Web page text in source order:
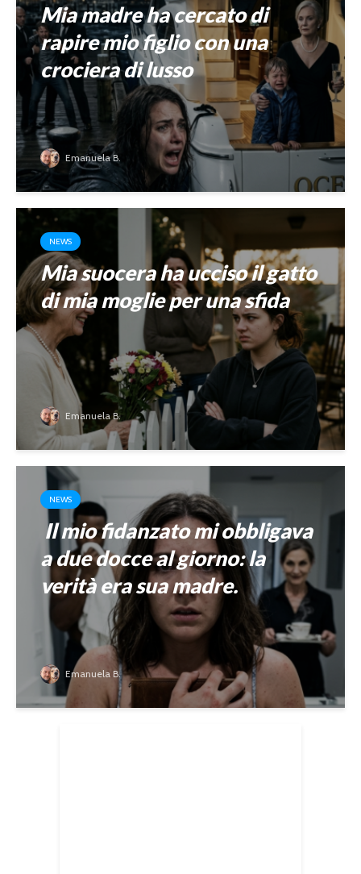
Mia madre ha cercato di
rapire mio figlio con una
crociera di lusso
Emanuela B.
NEWS
Mia suocera ha ucciso il gatto
di mia moglie per una sfida
Emanuela B.
NEWS
Il mio fidanzato mi obbligava
a due docce al giorno: la
verità era sua madre.
Emanuela B.